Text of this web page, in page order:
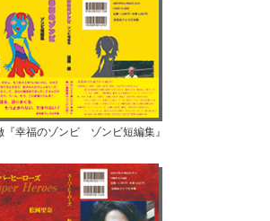
『幸福のゾンビ ゾンビ短編集』